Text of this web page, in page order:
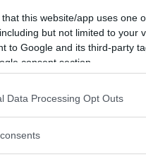
that this website/app uses one
but not limited to your
to Google and its third-party
consent section.
Data Processing Opt Outs2005-10-